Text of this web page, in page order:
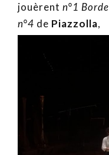
jouèrent n°1
n°4 de Piazzolla,